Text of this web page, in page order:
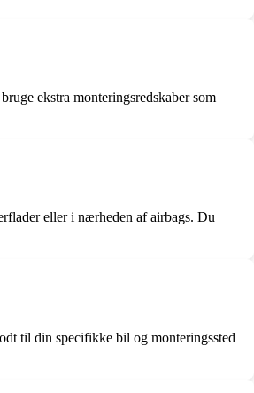
ekstra monteringsredskaber som
eller i nærheden af airbags. Du
til din specifikke bil og monteringssted